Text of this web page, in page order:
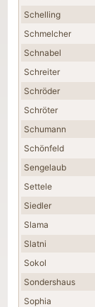
Schelling
Schmelcher
Schnabel
Schreiter
Schröder
Schröter
Schumann
Schönfeld
Sengelaub
Settele
Siedler
Slama
Slatni
Sokol
Sondershaus
Sophia